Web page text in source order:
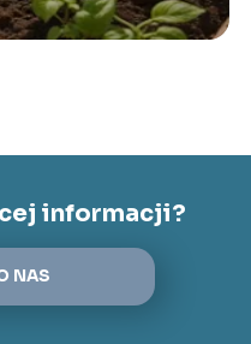
informacji?
NAS